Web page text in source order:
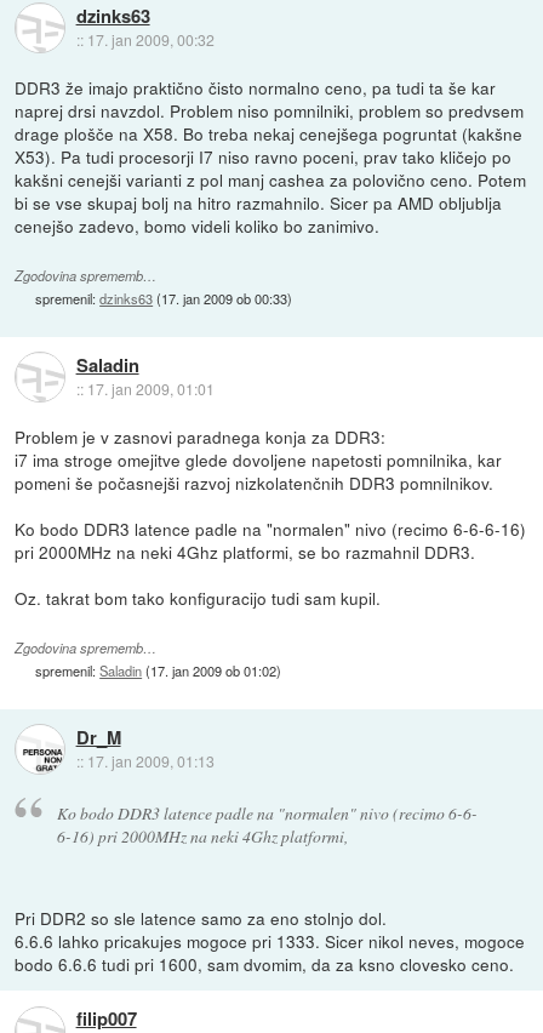
dzinks63
:: 17. jan 2009, 00:32
DDR3 že imajo praktično čisto normalno ceno, pa tudi ta še kar
naprej drsi navzdol. Problem niso pomnilniki, problem so predvsem
drage plošče na X58. Bo treba nekaj cenejšega pogruntat (kakšne
X53). Pa tudi procesorji I7 niso ravno poceni, prav tako kličejo po
kakšni cenejši varianti z pol manj cashea za polovično ceno. Potem
bi se vse skupaj bolj na hitro razmahnilo. Sicer pa AMD obljublja
cenejšo zadevo, bomo videli koliko bo zanimivo.
Zgodovina sprememb…
spremenil:dzinks63(17. jan 2009 ob 00:33)
Saladin
:: 17. jan 2009, 01:01
Problem je v zasnovi paradnega konja za DDR3:
i7 ima stroge omejitve glede dovoljene napetosti pomnilnika, kar
pomeni še počasnejši razvoj nizkolatenčnih DDR3 pomnilnikov.
Ko bodo DDR3 latence padle na "normalen" nivo (recimo 6-6-6-16)
pri 2000MHz na neki 4Ghz platformi, se bo razmahnil DDR3.
Oz. takrat bom tako konfiguracijo tudi sam kupil.
Zgodovina sprememb…
spremenil:Saladin(17. jan 2009 ob 01:02)
Dr_M
:: 17. jan 2009, 01:13
Ko bodo DDR3 latence padle na "normalen" nivo (recimo 6-6-
6-16) pri 2000MHz na neki 4Ghz platformi,
Pri DDR2 so sle latence samo za eno stolnjo dol.
6.6.6 lahko pricakujes mogoce pri 1333. Sicer nikol neves, mogoce
bodo 6.6.6 tudi pri 1600, sam dvomim, da za ksno clovesko ceno.
filip007